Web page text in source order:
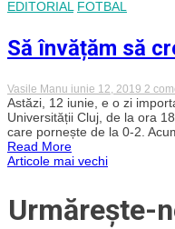
EDITORIAL FOTBAL
Să învățăm să
Vasile Manu iunie 12, 2019 2
Astăzi, 12 iunie, e o zi
Universității Cluj, de la ora
care pornește de la 0-2.
Read More
Navigare
în
Articole mai vechi
Urmărește-